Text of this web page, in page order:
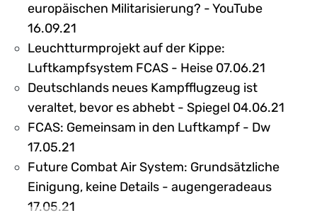
europäischen Militarisierung? - YouTube
16.09.21
Leuchtturmprojekt auf der Kippe:
Luftkampfsystem FCAS - Heise 07.06.21
Deutschlands neues Kampfflugzeug ist
veraltet, bevor es abhebt - Spiegel 04.06.21
FCAS: Gemeinsam in den Luftkampf - Dw
17.05.21
Future Combat Air System: Grundsätzliche
Einigung, keine Details - augengeradeaus
17.05.21